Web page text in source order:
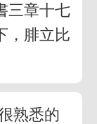
三章十七
，腓立比
熟悉的